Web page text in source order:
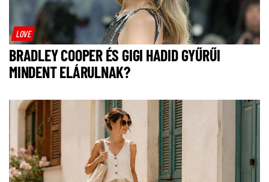
LOVE
BRADLEY COOPER ÉS GIGI HADID GYŰRŰI
MINDENT ELÁRULNAK?